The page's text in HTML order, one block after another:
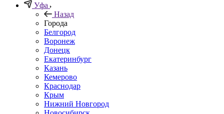
Уфа
Назад
Города
Белгород
Воронеж
Донецк
Екатеринбург
Казань
Кемерово
Краснодар
Крым
Нижний Новгород